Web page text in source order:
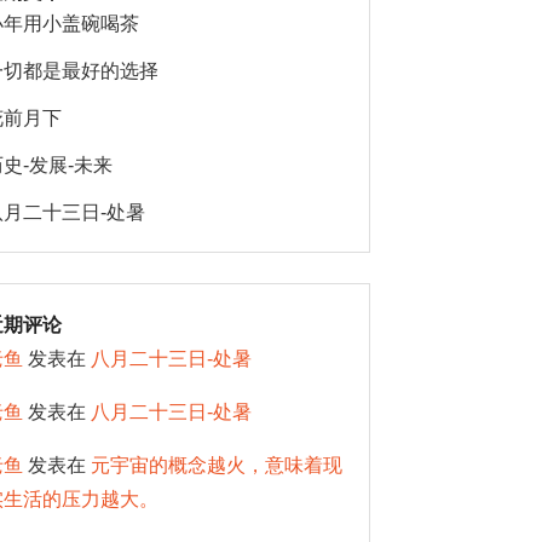
年用小盖碗喝茶
切都是最好的选择
前月下
史-发展-未来
月二十三日-处暑
期评论
发表在 八月二十三日-处暑
发表在 八月二十三日-处暑
发表在 元宇宙的概念越火，意味着现
活的压力越大。